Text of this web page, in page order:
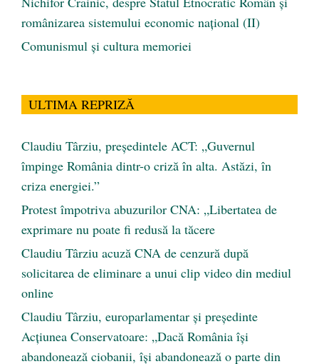
românizarea sistemului economic naţional (II)
Comunismul şi cultura memoriei
ULTIMA REPRIZĂ
Claudiu Târziu, președintele ACT: „Guvernul
împinge România dintr-o criză în alta. Astăzi, în
criza energiei.”
Protest împotriva abuzurilor CNA: „Libertatea de
exprimare nu poate fi redusă la tăcere
Claudiu Târziu acuză CNA de cenzură după
solicitarea de eliminare a unui clip video din mediul
online
Claudiu Târziu, europarlamentar și președinte
Acțiunea Conservatoare: „Dacă România își
abandonează ciobanii, își abandonează o parte din